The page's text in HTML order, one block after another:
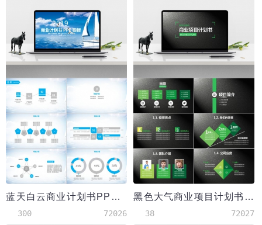
蓝天白云商业计划书PPT模板
300 72026
黑色大气商业项目计划书PPT模板
38 72027